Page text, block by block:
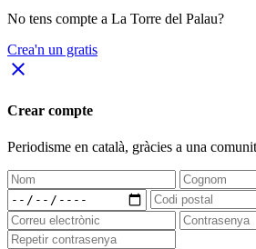
No tens compte a La Torre del Palau?
Crea'n un gratis
close
Crear compte
Periodisme en català, gràcies a una